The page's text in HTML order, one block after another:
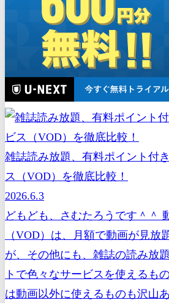
雑誌読み放題、有料ポイント付
ス（VOD）を徹底比較！
2026.6.3
どもども、さむたろうです＾＾
（VOD）は、月額で動画が見放
が、その他にも、雑誌の読み放
トで色々なサービスを使えるも
は動画以外に使えるものも沢山